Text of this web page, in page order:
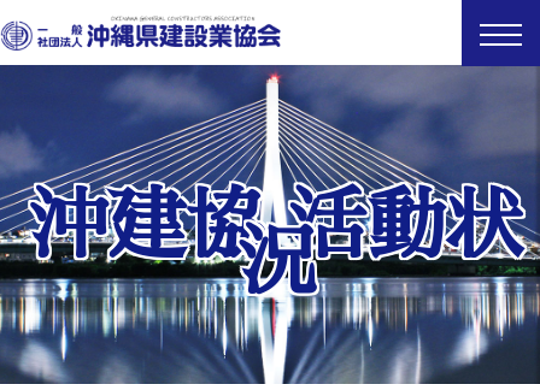
沖建協 活動状
況